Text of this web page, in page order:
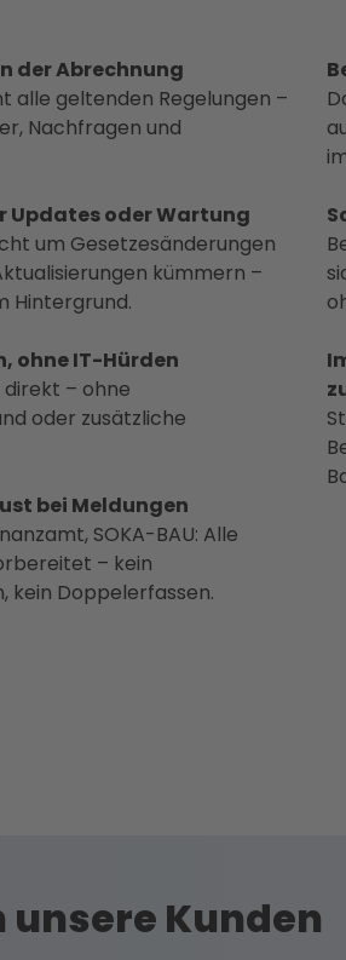
der Abrechnung
alle geltenden Regelungen –
Nachfragen und
Updates oder Wartung
um Gesetzesänderungen
kümmern –
Hintergrund.
ohne IT-Hürden
– ohne
oder zusätzliche
bei Meldungen
SOKA-BAU: Alle
– kein
kein Doppelerfassen.
unsere Kunden